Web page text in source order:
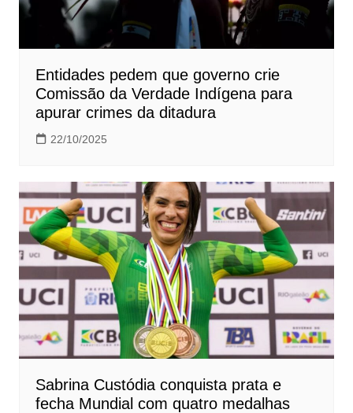
Entidades pedem que governo crie
Comissão da Verdade Indígena para
apurar crimes da ditadura
22/10/2025
Sabrina Custódia conquista prata e
fecha Mundial com quatro medalhas